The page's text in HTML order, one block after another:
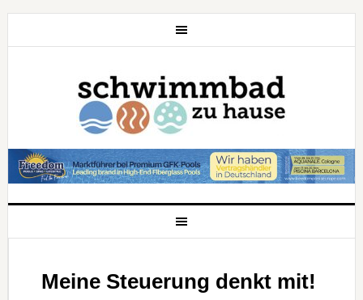
Meine Steuerung denkt mit!